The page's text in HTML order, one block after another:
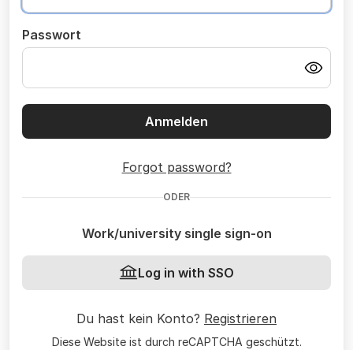
Passwort
Anmelden
Forgot password?
ODER
Work/university single sign-on
Log in with SSO
Du hast kein Konto? Registrieren
Diese Website ist durch reCAPTCHA geschützt.